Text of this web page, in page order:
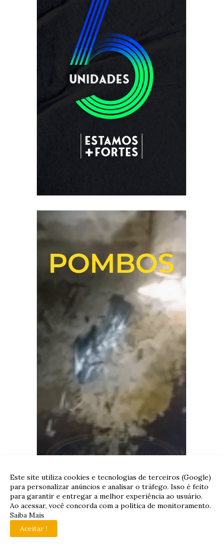
Este site utiliza cookies e tecnologias de terceiros (Google)
para personalizar anúncios e analisar o tráfego. Isso é feito
para garantir e entregar a melhor experiência ao usuário.
Ao acessar, você concorda com a política de monitoramento.
Saiba Mais
Aceitar !